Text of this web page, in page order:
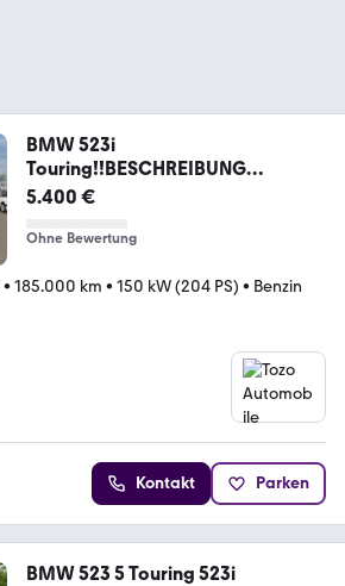
BMW 523i
Touring!!BESCHREIBUNG
LESEN!!!FEST PREIS!!!
5.400 €
Ohne Bewertung
• 185.000 km • 150 kW (204 PS) • Benzin
Kontakt Parken
BMW 523 5 Touring 523i